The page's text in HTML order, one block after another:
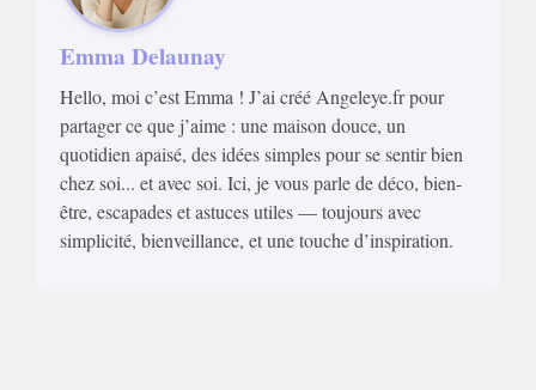
Emma Delaunay
Hello, moi c’est Emma ! J’ai créé Angeleye.fr pour
partager ce que j’aime : une maison douce, un
quotidien apaisé, des idées simples pour se sentir bien
chez soi... et avec soi. Ici, je vous parle de déco, bien-
être, escapades et astuces utiles — toujours avec
simplicité, bienveillance, et une touche d’inspiration.